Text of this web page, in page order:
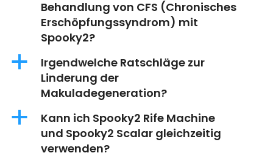
Behandlung von CFS (Chronisches
Erschöpfungssyndrom) mit
Spooky2?
a
Irgendwelche Ratschläge zur
Linderung der
Makuladegeneration?
a
Kann ich Spooky2 Rife Machine
und Spooky2 Scalar gleichzeitig
verwenden?